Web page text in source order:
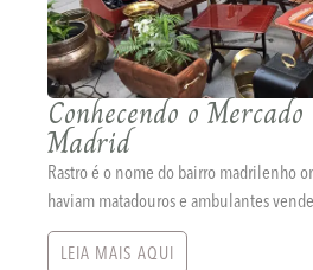
Conhecendo o
Madrid
Rastro é o nome do bairro madrilenho
haviam matadouros e ambulantes
LEIA MAIS AQUI